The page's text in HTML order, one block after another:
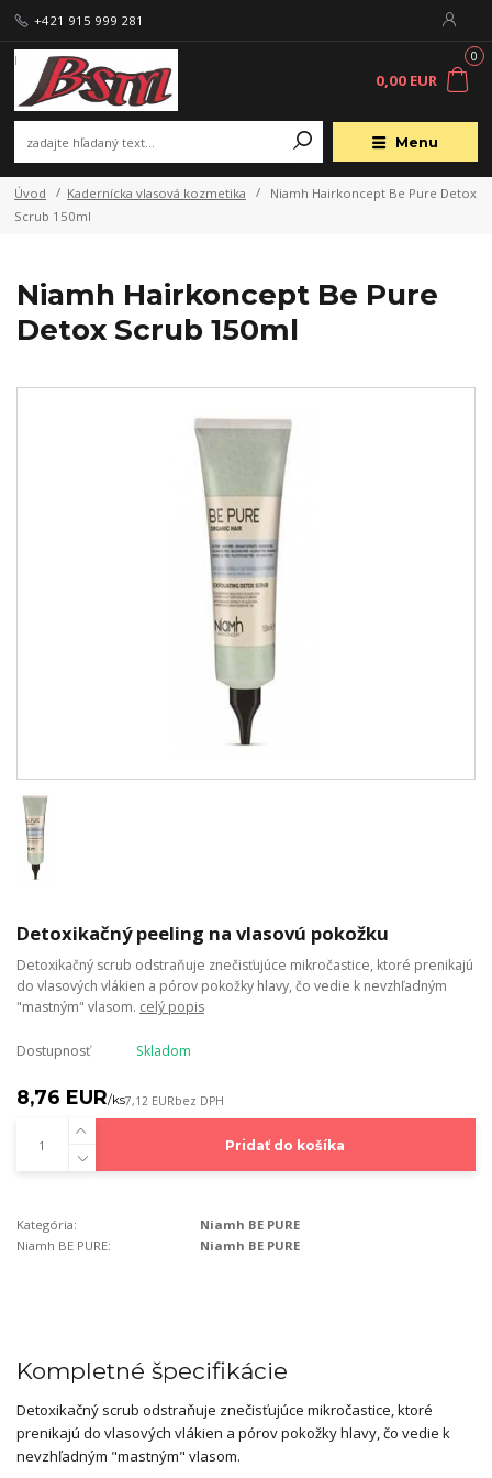
Menu
+421 915 999 281
0
0,00 EUR
Úvod Kadernícka vlasová kozmetika
Niamh Hairkoncept Be Pure Detox
Scrub 150ml
Niamh Hairkoncept Be Pure
Detox Scrub 150ml
Detoxikačný peeling na vlasovú pokožku
Detoxikačný scrub odstraňuje znečisťujúce mikročastice, ktoré prenikajú
do vlasových vlákien a pórov pokožky hlavy, čo vedie k nevzhľadným
"mastným" vlasom. celý popis
Dostupnosť Skladom
8,76 EUR/ks7,12 EURbez DPH
Pridať do košíka
Kategória:
Niamh BE PURE
Niamh BE PURE:
Niamh BE PURE
Kompletné špecifikácie
Detoxikačný scrub odstraňuje znečisťujúce mikročastice, ktoré
prenikajú do vlasových vlákien a pórov pokožky hlavy, čo vedie k
nevzhľadným "mastným" vlasom.